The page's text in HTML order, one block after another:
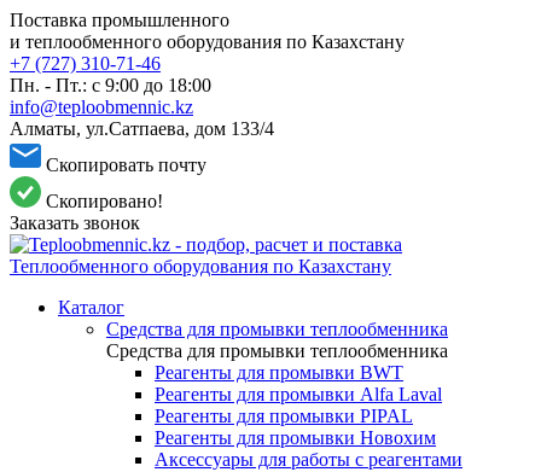
Поставка промышленного
и теплообменного оборудования по Казахстану
+7 (727) 310-71-46
Пн. - Пт.: с 9:00 до 18:00
info@teploobmennic.kz
Алматы, ул.Сатпаева, дом 133/4
Скопировать почту
Скопировано!
Заказать звонок
Каталог
Средства для промывки теплообменника
Средства для промывки теплообменника
Реагенты для промывки BWT
Реагенты для промывки Alfa Laval
Реагенты для промывки PIPAL
Реагенты для промывки Новохим
Аксессуары для работы с реагентами